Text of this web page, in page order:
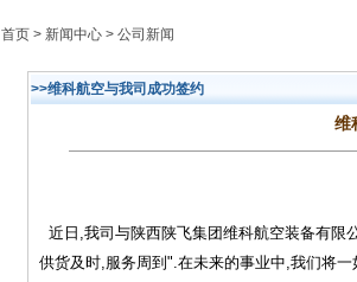
首页 > 新闻中心 > 公司新闻
>>维科航空与我司成功签约
维
近日,我司与陕西陕飞集团维科航空装备有限
供货及时,服务周到".在未来的事业中,我们将